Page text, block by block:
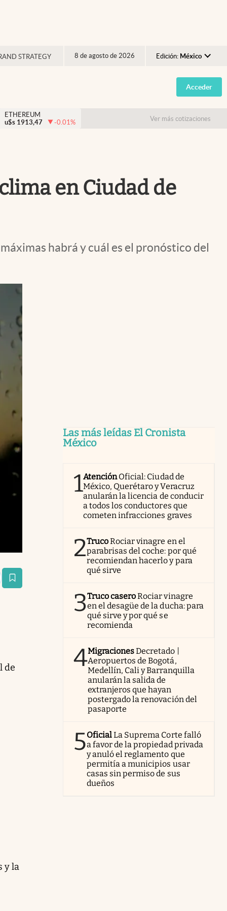
STRATEGY 8 de agosto de 2026 Edición: México
Argentina
España
USA
Acceder
ETHEREUM
u$s 1913,47 -0.01% Ver más cotizaciones
en Ciudad de
habrá y cuál es el pronóstico del
de
y la
Las más leídas El Cronista
México
1AtenciónOficial: Ciudad de
México, Querétaro y Veracruz
anularán la licencia de conducir
a todos los conductores que
cometen infracciones graves
2TrucoRociar vinagre en el
parabrisas del coche: por qué
recomiendan hacerlo y para
qué sirve
3Truco caseroRociar vinagre
en el desagüe de la ducha: para
qué sirve y por qué se
recomienda
4MigracionesDecretado |
Aeropuertos de Bogotá,
Medellín, Cali y Barranquilla
anularán la salida de
extranjeros que hayan
postergado la renovación del
pasaporte
5OficialLa Suprema Corte falló
a favor de la propiedad privada
y anuló el reglamento que
permitía a municipios usar
casas sin permiso de sus
dueños